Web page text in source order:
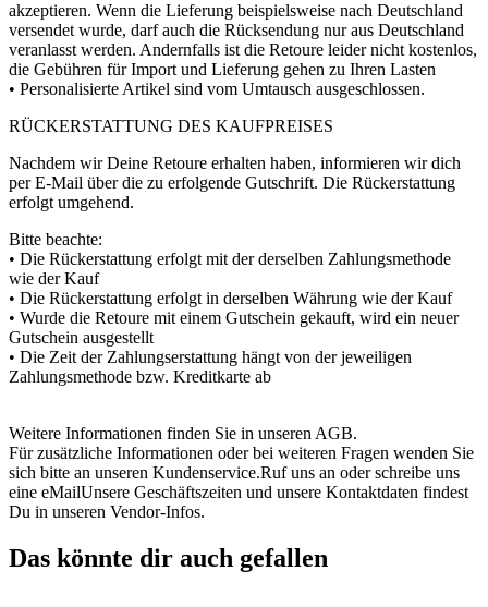
akzeptieren. Wenn die Lieferung beispielsweise nach Deutschland
versendet wurde, darf auch die Rücksendung nur aus Deutschland
veranlasst werden. Andernfalls ist die Retoure leider nicht kostenlos,
die Gebühren für Import und Lieferung gehen zu Ihren Lasten
• Personalisierte Artikel sind vom Umtausch ausgeschlossen.
RÜCKERSTATTUNG DES KAUFPREISES
Nachdem wir Deine Retoure erhalten haben, informieren wir dich
per E-Mail über die zu erfolgende Gutschrift. Die Rückerstattung
erfolgt umgehend.
Bitte beachte:
• Die Rückerstattung erfolgt mit der derselben Zahlungsmethode
wie der Kauf
• Die Rückerstattung erfolgt in derselben Währung wie der Kauf
• Wurde die Retoure mit einem Gutschein gekauft, wird ein neuer
Gutschein ausgestellt
• Die Zeit der Zahlungserstattung hängt von der jeweiligen
Zahlungsmethode bzw. Kreditkarte ab
Weitere Informationen finden Sie in unseren AGB.
Für zusätzliche Informationen oder bei weiteren Fragen wenden Sie
sich bitte an unseren Kundenservice.Ruf uns an oder schreibe uns
eine eMailUnsere Geschäftszeiten und unsere Kontaktdaten findest
Du in unseren Vendor-Infos.
Das könnte dir auch gefallen